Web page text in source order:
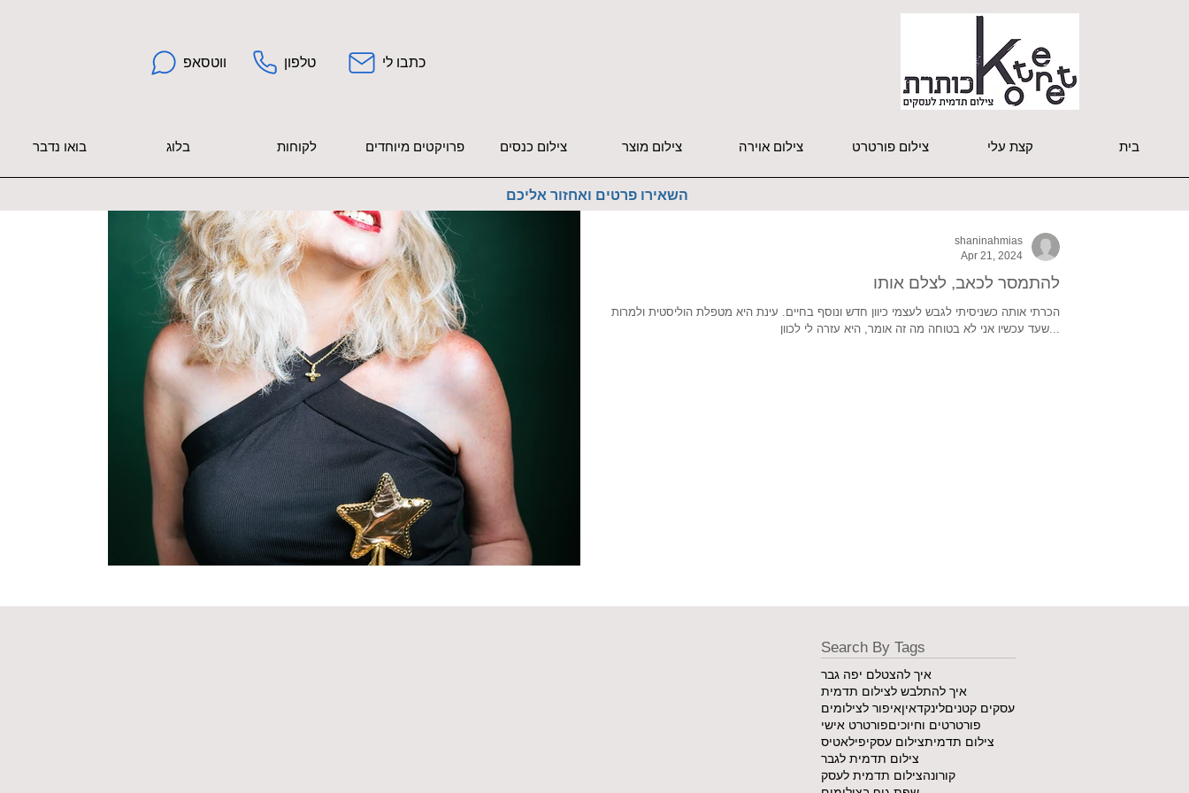
ווטסאפ טלפון כתבו לי
בית קצת עלי צילום פורטרט צילום אוירה צילום מוצר צילום כנסים פרויקטים מיוחדים לקוחות בלוג בואו נדבר
השאירו פרטים ואחזור אליכם
להתמסר לכאב, לצלם אותו
הכרתי אותה כשניסיתי לגבש לעצמי כיוון חדש ונוסף בחיים. עינת היא מטפלת הוליסטית ולמרות
שעד עכשיו אני לא בטוחה מה זה אומר, היא עזרה לי לכוון...
shaninahmias
Apr 21, 2024
Search By Tags
איך להצטלם יפה גבר
איך להתלבש לצילום תדמית
איפור לצילומיםלינקדאיןעסקים קטנים
פורטרט אישיפורטרטים וחיוכים
פילאטיסצילום עסקיצילום תדמית
צילום תדמית לגבר
צילום תדמית לעסקקורונה